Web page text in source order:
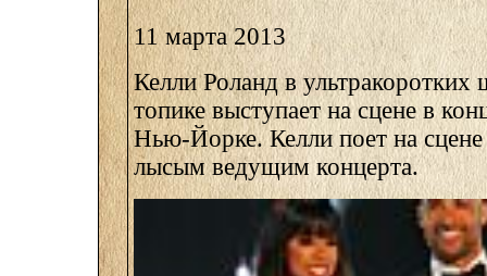
11 марта 2013
Келли Роланд в
топике выступает на сцене в
Нью-Йорке. Келли поет на сцене
лысым ведущим концерта.